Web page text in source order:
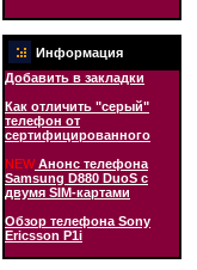
Информация
Добавить в закладки
Как отличить "серый"
телефон от
сертифицированного
NEWАнонс телефона
Samsung D880 DuoS с
двумя SIM-картами
Обзор телефона Sony
Ericsson P1i